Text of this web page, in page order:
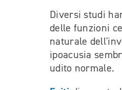
Diversi studi
delle funzioni
naturale
ipoacusia
udito normale.